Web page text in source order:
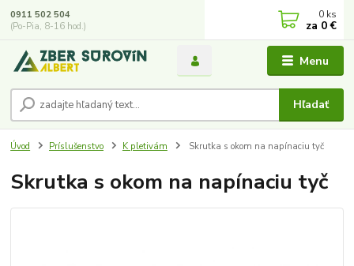
Menu
Hľadať
0911 502 504
(Po-Pia, 8-16 hod.)
0 ks
za 0 €
Úvod Príslušenstvo K pletivám Skrutka s okom na napínaciu tyč
Skrutka s okom na napínaciu tyč